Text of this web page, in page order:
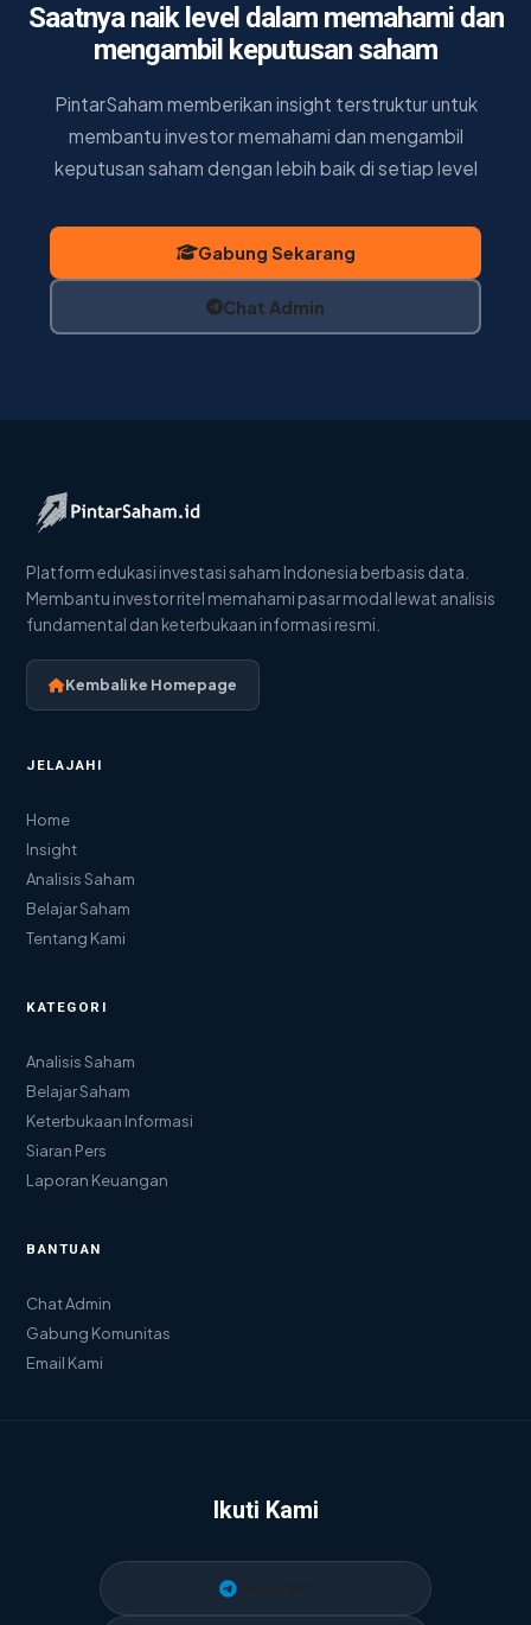
Saatnya naik level dalam memahami dan
mengambil keputusan saham
PintarSaham memberikan insight terstruktur untuk
membantu investor memahami dan mengambil
keputusan saham dengan lebih baik di setiap level
Gabung Sekarang
Chat Admin
Platform edukasi investasi saham Indonesia berbasis data.
Membantu investor ritel memahami pasar modal lewat analisis
fundamental dan keterbukaan informasi resmi.
Kembali ke Homepage
JELAJAHI
Home
Insight
Analisis Saham
Belajar Saham
Tentang Kami
KATEGORI
Analisis Saham
Belajar Saham
Keterbukaan Informasi
Siaran Pers
Laporan Keuangan
BANTUAN
Chat Admin
Gabung Komunitas
Email Kami
Ikuti Kami